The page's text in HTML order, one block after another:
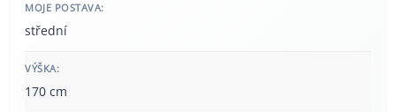
MOJE POSTAVA:
střední
VÝŠKA:
170 cm